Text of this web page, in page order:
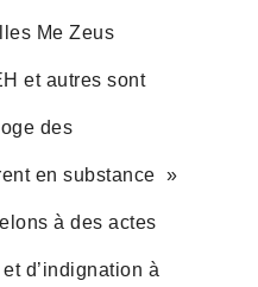
Me Zeus
et autres sont
des
en substance »
à des actes
d’indignation à